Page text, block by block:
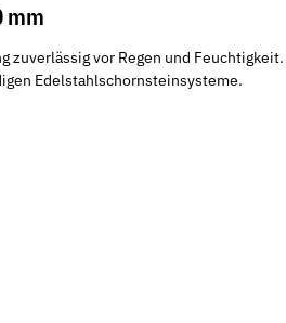
mm
vor Regen und
Edelstahlschornsteinsysteme.